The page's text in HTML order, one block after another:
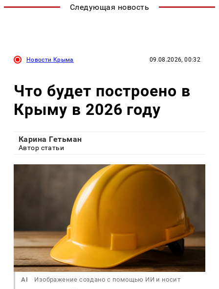
Следующая новость
Новости Крыма 09.08.2026, 00:32
Что будет построено в
Крыму в 2026 году
Карина Гетьман
Автор статьи
AI
Изображение создано с помощью ИИ и носит